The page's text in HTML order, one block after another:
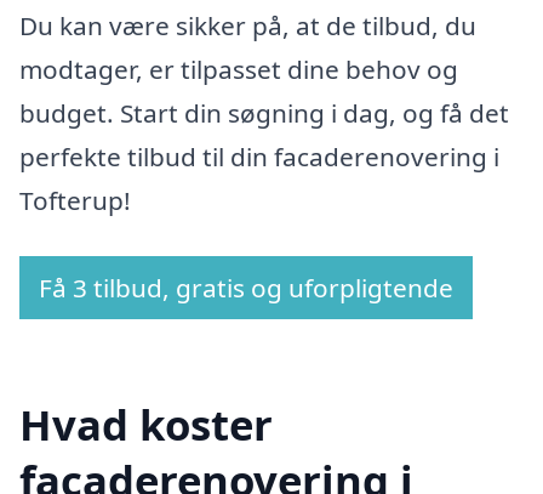
Du kan være sikker på, at de tilbud, du
modtager, er tilpasset dine behov og
budget. Start din søgning i dag, og få det
perfekte tilbud til din facaderenovering i
Tofterup!
Få 3 tilbud, gratis og uforpligtende
Hvad koster
facaderenovering i